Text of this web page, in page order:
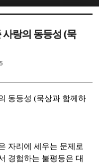
랑의 동등성 (묵
동등성(묵상과 함께하
자리에 세우는 문제로
경험하는 불평등은 대
북5
북5
북5
북5